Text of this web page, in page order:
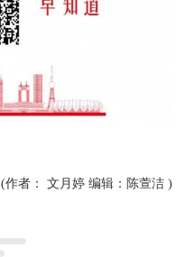
(作者： 文月婷 编辑：陈萱洁 )